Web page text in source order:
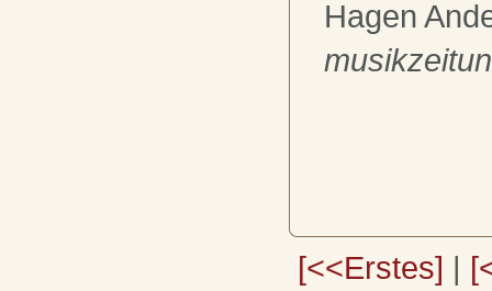
Hagen
[<<Erstes] |